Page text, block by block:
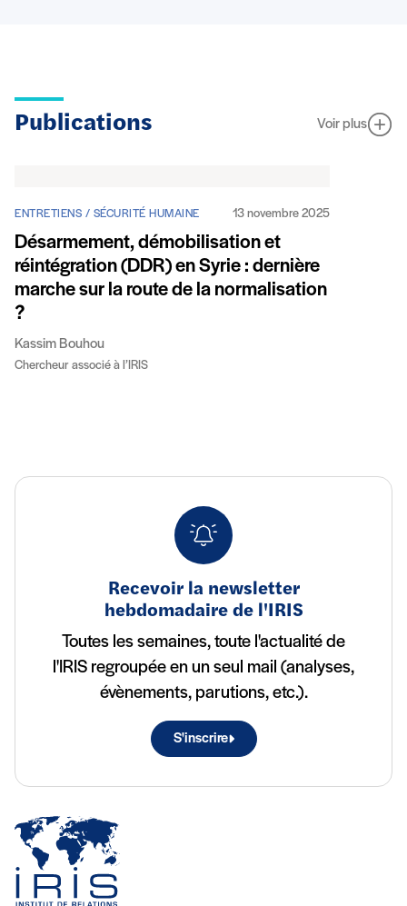
Publications Voir plus
ENTRETIENS / SÉCURITÉ HUMAINE 13 novembre 2025
Désarmement, démobilisation et
réintégration (DDR) en Syrie : dernière
marche sur la route de la normalisation
?
Kassim Bouhou
Chercheur associé à l’IRIS
Recevoir la newsletter
hebdomadaire de l'IRIS
Toutes les semaines, toute l'actualité de
l'IRIS regroupée en un seul mail (analyses,
évènements, parutions, etc.).
S'inscrire